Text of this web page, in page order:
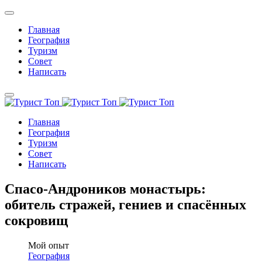
Главная
География
Туризм
Совет
Написать
Главная
География
Туризм
Совет
Написать
Спасо-Андроников монастырь:
обитель стражей, гениев и спасённых
сокровищ
Мой опыт
География